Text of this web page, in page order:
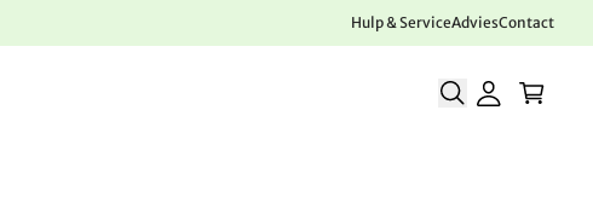
Hulp & ServiceAdviesContact